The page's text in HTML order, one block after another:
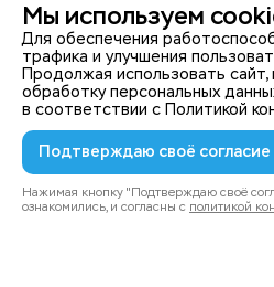
Светлановский пр-
Мы в
© 2015-2026 ISeeYou -
Политика
Мы используем
Для обеспечения
трафика и улучшения
Продолжая использовать сайт,
обработку персональных
в соответствии с Политикой
Подтверждаю своё согласие
Нажимая кнопку "Подтверждаю своё
ознакомились, и согласны с политикой